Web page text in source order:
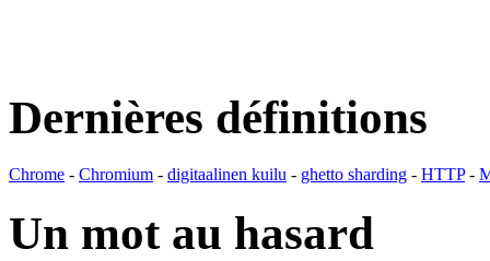
Dernières définitions
Chrome - Chromium - digitaalinen kuilu - ghetto sharding - HTTP-
Un mot au hasard